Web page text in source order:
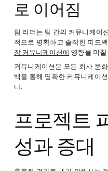
로 이어짐
팀 리더는 팀 간의 커뮤니케이
적으로 명확하고 솔직한 피드
장 커뮤니케이션에 영향을 미
커뮤니케이션은 모든 회사 문
백을 통해 명확한 커뮤니케이
다.
프로젝트
성과 증대